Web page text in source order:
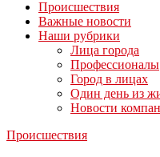
Происшествия
Важные новости
Наши рубрики
Лица города
Профессионалы
Город в лицах
Один день из
Новости
Происшествия